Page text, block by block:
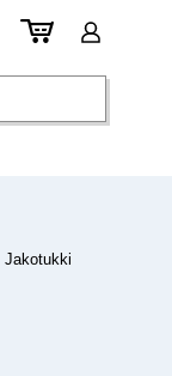
Jakotukki